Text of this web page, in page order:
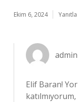
Ekim 6, 2024 Yanıtla
admin
Elif Baran!